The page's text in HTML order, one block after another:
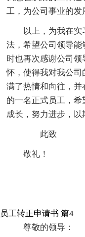
工，为公司事业的发
以上，为我在
法，希望公司领导能
时也再次感谢公司
怀，使得我对我公
满了热情和向往，并
的一名正式员工，
成长，努力进步，以
此致
敬礼！
员工转正申请书 篇4
尊敬的领导：